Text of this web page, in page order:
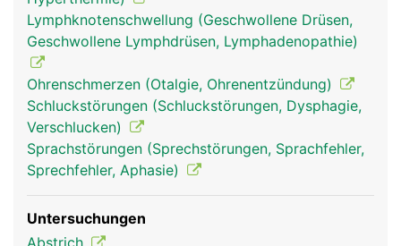
Lymphknotenschwellung (Geschwollene Drüsen,
Geschwollene Lymphdrüsen, Lymphadenopathie)
Ohrenschmerzen (Otalgie, Ohrenentzündung)
Schluckstörungen (Schluckstörungen, Dysphagie,
Verschlucken)
Sprachstörungen (Sprechstörungen, Sprachfehler,
Sprechfehler, Aphasie)
Untersuchungen
Abstrich